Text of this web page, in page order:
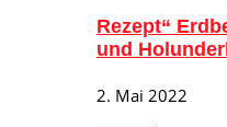
Rezept“
und
2. Mai 2022